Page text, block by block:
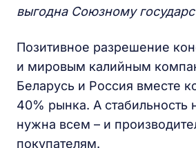
выгодна Союзному
Позитивное разрешение
и мировым калийным
Беларусь и Россия вместе
40% рынка. А стабильность
нужна всем – и
покупателям.